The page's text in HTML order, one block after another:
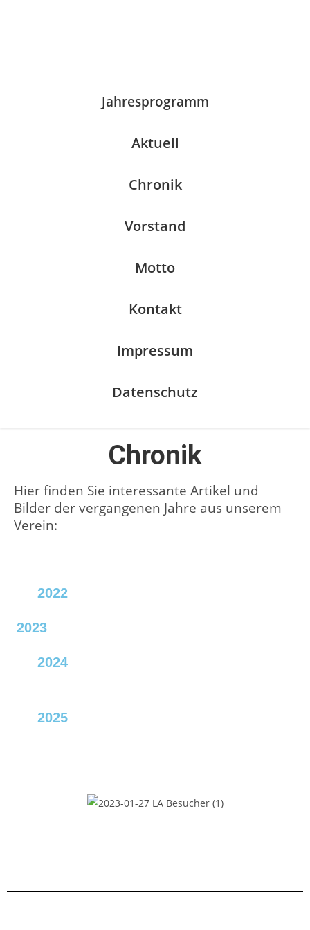
Jahresprogramm
Aktuell
Chronik
Vorstand
Motto
Kontakt
Impressum
Datenschutz
Chronik
Hier finden Sie interessante Artikel und
Bilder der vergangenen Jahre aus unserem
Verein:
2022
2023
2024
2025